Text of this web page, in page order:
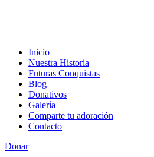
Inicio
Nuestra Historia
Futuras Conquistas
Blog
Donativos
Galería
Comparte tu adoración
Contacto
Donar